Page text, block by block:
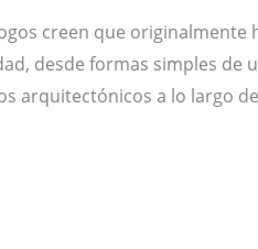
creen que originalmente
desde formas simples de
arquitectónicos a lo largo